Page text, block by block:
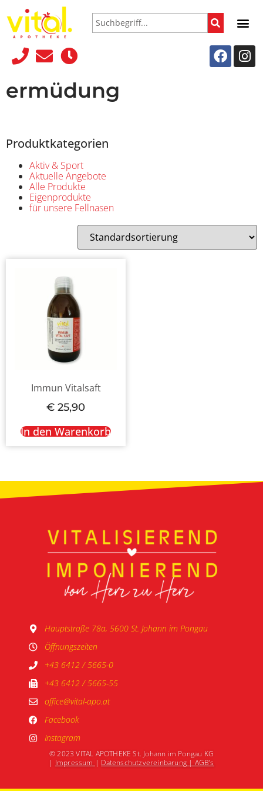
ermüdung
Produktkategorien
Aktiv & Sport
Aktuelle Angebote
Alle Produkte
Eigenprodukte
für unsere Fellnasen
Immun Vitalsaft
€ 25,90
In den Warenkorb
Hauptstraße 78a, 5600 St. Johann im Pongau
Öffnungszeiten
+43 6412 / 5665-0
+43 6412 / 5665-55
office@vital-apo.at
Facebook
Instagram
© 2023 VITAL APOTHEKE St. Johann im Pongau KG
| Impressum | Datenschutzvereinbarung | AGB’s